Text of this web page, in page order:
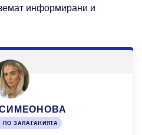
информирани и
ПО ЗАЛАГАНИЯТА